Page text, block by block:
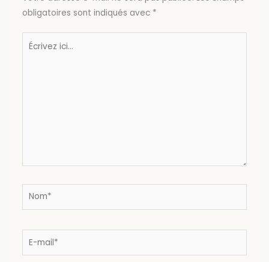
obligatoires sont indiqués avec *
Écrivez
Nom*
E-